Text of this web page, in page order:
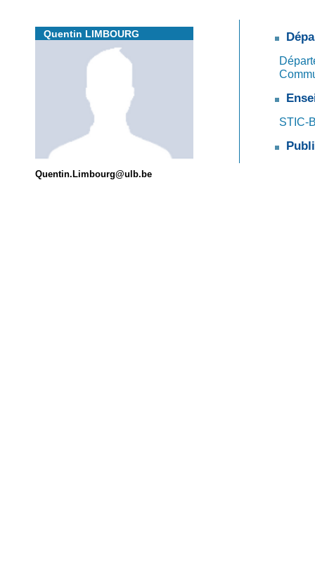
Quentin LIMBOURG
Quentin.Limbourg@ulb.be
STIC-